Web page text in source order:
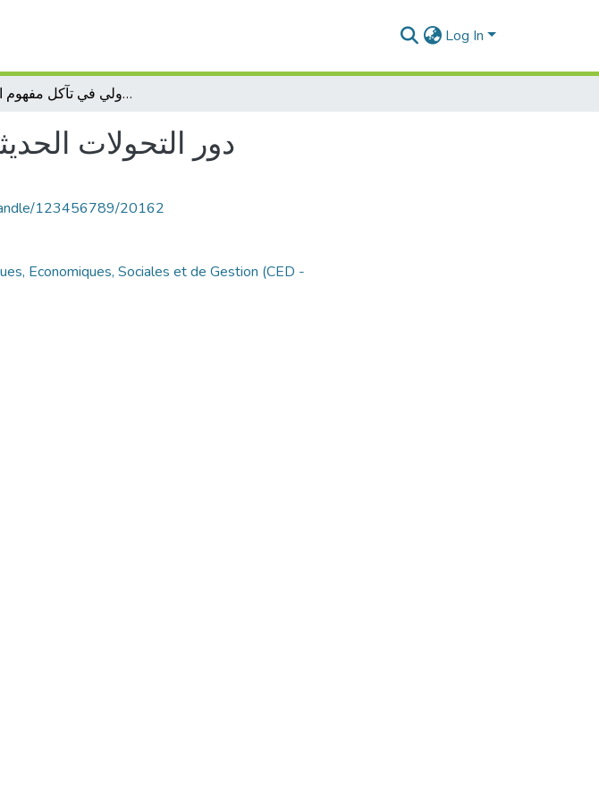
Log In
دور التحولات الحديثة للقانون الدولي في تآكل مفهوم السيادة
دور التحولات
123456789/20162
Economiques, Sociales et de Gestion (CED -